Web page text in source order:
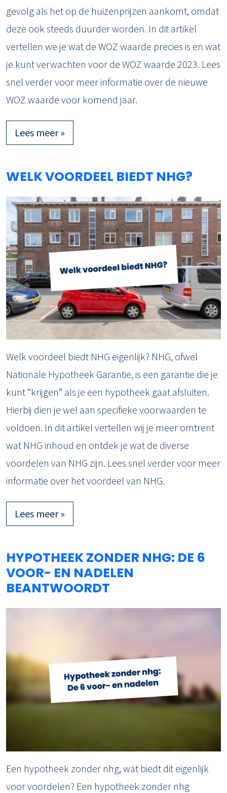
gevolg als het op de huizenprijzen aankomt, omdat
deze ook steeds duurder worden. In dit artikel
vertellen we je wat de WOZ waarde precies is en wat
je kunt verwachten voor de WOZ waarde 2023. Lees
snel verder voor meer informatie over de nieuwe
WOZ waarde voor komend jaar.
Lees meer »
WELK VOORDEEL BIEDT NHG?
Welk voordeel biedt NHG eigenlijk? NHG, ofwel
Nationale Hypotheek Garantie, is een garantie die je
kunt “krijgen” als je een hypotheek gaat afsluiten.
Hierbij dien je wel aan specifieke voorwaarden te
voldoen. In dit artikel vertellen wij je meer omtrent
wat NHG inhoud en ontdek je wat de diverse
voordelen van NHG zijn. Lees snel verder voor meer
informatie over het voordeel van NHG.
Lees meer »
HYPOTHEEK ZONDER NHG: DE 6
VOOR- EN NADELEN
BEANTWOORDT
Een hypotheek zonder nhg, wat biedt dit eigenlijk
voor voordelen? Een hypotheek zonder nhg